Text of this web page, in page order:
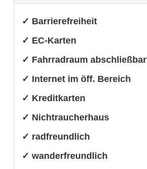
✓ Barrierefreiheit
✓ EC-Karten
✓ Fahrradraum abschließbar
✓ Internet im öff. Bereich
✓ Kreditkarten
✓ Nichtraucherhaus
✓ radfreundlich
✓ wanderfreundlich